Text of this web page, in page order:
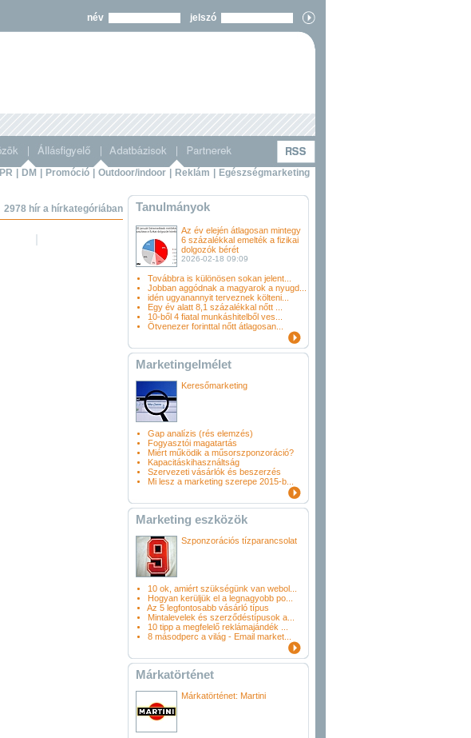
név jelszó
PR DM Promóció Outdoor/indoor Reklám Egészségmarketing
2978 hír a hírkategóriában
Tanulmányok
Az év elején átlagosan mintegy
6 százalékkal emelték a fizikai
dolgozók bérét
2026-02-18 09:09
Továbbra is különösen sokan jelent...
Jobban aggódnak a magyarok a nyugd...
idén ugyanannyit terveznek költeni...
Egy év alatt 8,1 százalékkal nőtt ...
10-ből 4 fiatal munkáshitelből ves...
Ötvenezer forinttal nőtt átlagosan...
Marketingelmélet
Keresőmarketing
Gap analízis (rés elemzés)
Fogyasztói magatartás
Miért működik a műsorszponzoráció?
Kapacitáskihasználtság
Szervezeti vásárlók és beszerzés
Mi lesz a marketing szerepe 2015-b...
Marketing eszközök
Szponzorációs tízparancsolat
10 ok, amiért szükségünk van webol...
Hogyan kerüljük el a legnagyobb po...
Az 5 legfontosabb vásárló típus
Mintalevelek és szerződéstípusok a...
10 tipp a megfelelő reklámajándék ...
8 másodperc a világ - Email market...
Márkatörténet
Márkatörténet: Martini